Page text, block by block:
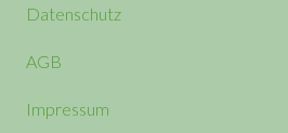
Datenschutz
AGB
Impressum